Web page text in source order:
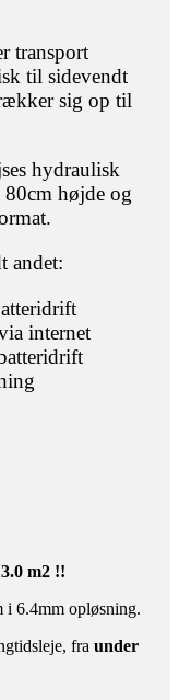
transport
til sidevendt
sig op til
hydraulisk
højde og
andet:
internet
m2 !!
i 6.4mm opløsning.
fra under